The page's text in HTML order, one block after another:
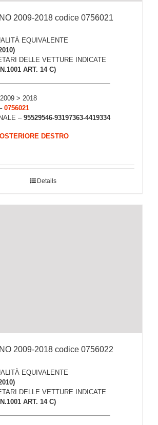
2009-2018 codice 0756021
EQUIVALENTE
DELLE VETTURE INDICATE
ART. 14 C)
> 2018
0756021
– 95529546-93197363-4419334
DESTRO
Details
2009-2018 codice 0756022
EQUIVALENTE
DELLE VETTURE INDICATE
ART. 14 C)